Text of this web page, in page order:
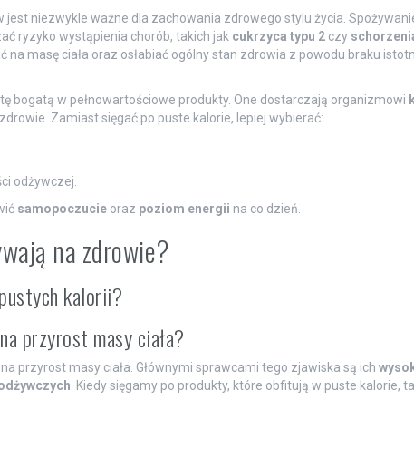
jest niezwykle ważne dla zachowania zdrowego stylu życia.
ryzyko wystąpienia chorób, takich jak cukrzyca typu 2czy
na masę ciała oraz osłabiać ogólny stan zdrowia z powodu braku
bogatą w pełnowartościowe produkty. One dostarczają organizmowi
Zamiast sięgać po puste kalorie, lepiej wybierać:
odżywczej.
samopoczucieoraz poziom energii na co dzień.
na zdrowie?
kalorii?
przyrost masy ciała?
przyrost masy ciała. Głównymi sprawcami tego zjawiska są ich
. Kiedy sięgamy po produkty, które obfitują w puste kalorie,